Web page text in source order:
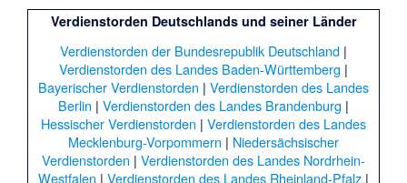
Verdienstorden Deutschlands und seiner Länder
Verdienstorden der Bundesrepublik Deutschland |
Verdienstorden des Landes Baden-Württemberg |
Bayerischer Verdienstorden | Verdienstorden des Landes
Berlin | Verdienstorden des Landes Brandenburg |
Hessischer Verdienstorden | Verdienstorden des Landes
Mecklenburg-Vorpommern | Niedersächsischer
Verdienstorden | Verdienstorden des Landes Nordrhein-
Westfalen | Verdienstorden des Landes Rheinland-Pfalz |